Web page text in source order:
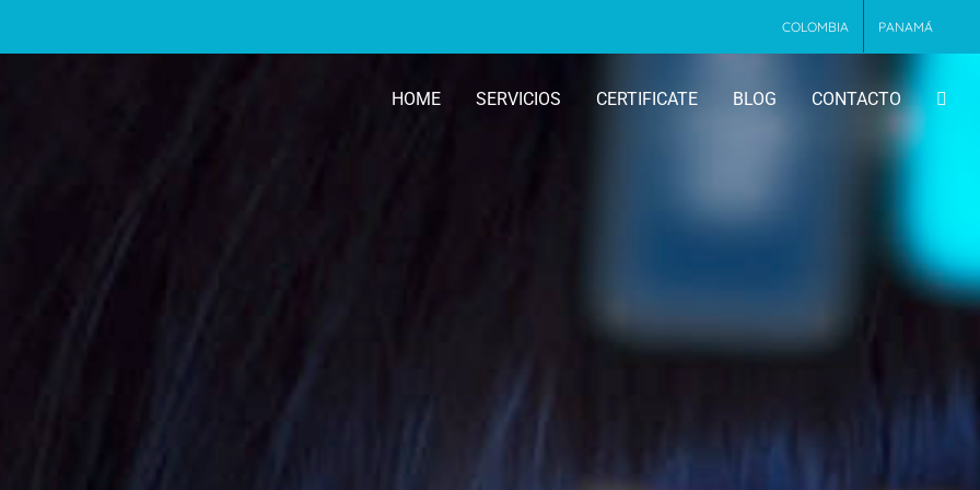
COLOMBIA PANAMÁ
HOME SERVICIOS CERTIFICATE BLOG CONTACTO